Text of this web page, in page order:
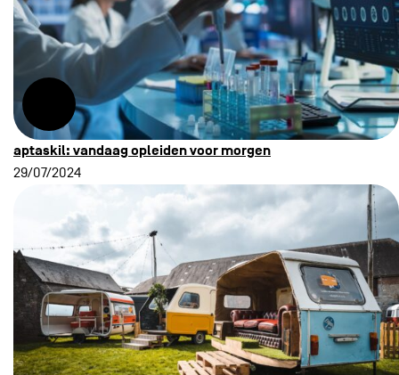
aptaskil: vandaag opleiden voor morgen
29/07/2024